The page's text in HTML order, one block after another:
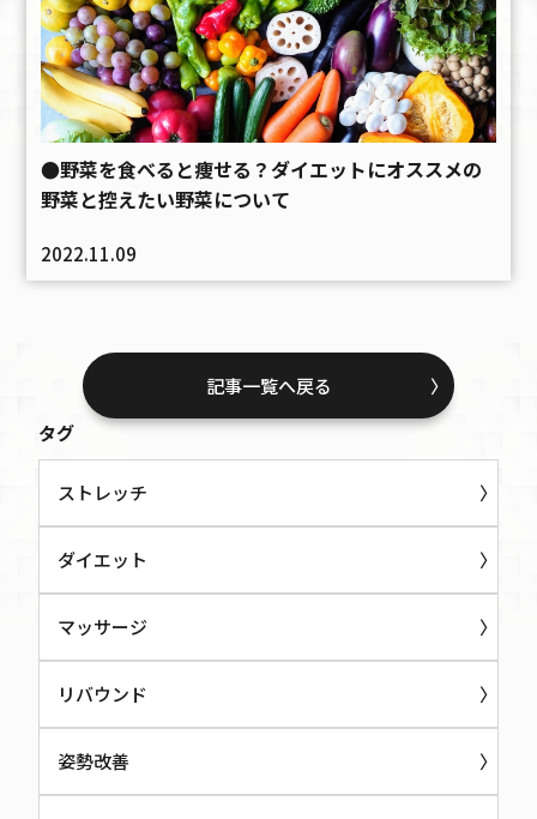
●野菜を食べると痩せる？ダイエットにオススメの
野菜と控えたい野菜について
2022.11.09
記事一覧へ戻る
タグ
ストレッチ
ダイエット
マッサージ
リバウンド
姿勢改善